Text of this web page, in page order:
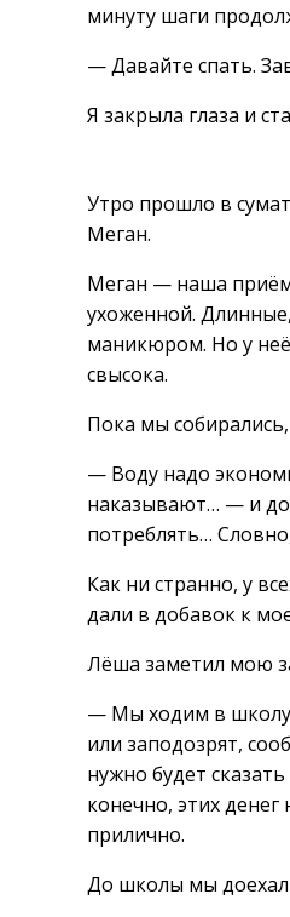
минуту шаги
— Давайте спать.
Я закрыла глаза и
Утро прошло в
Меган.
Меган — наша
ухоженной.
маникюром. Но у
свысока.
Пока мы
— Воду надо
наказывают… — и
потреблять…
Как ни странно, у
дали в добавок к
Лёша заметил мою
— Мы ходим в школу,
или заподозрят,
нужно будет
конечно, этих
прилично.
До школы мы